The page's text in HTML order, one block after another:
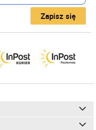
Zapisz się